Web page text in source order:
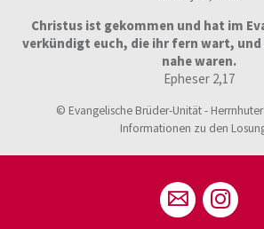
Christus ist gekommen und hat im
verkündigt euch, die ihr fern wart, und
nahe waren.
Epheser 2,17
© Evangelische Brüder-Unität -
Informationen zu den